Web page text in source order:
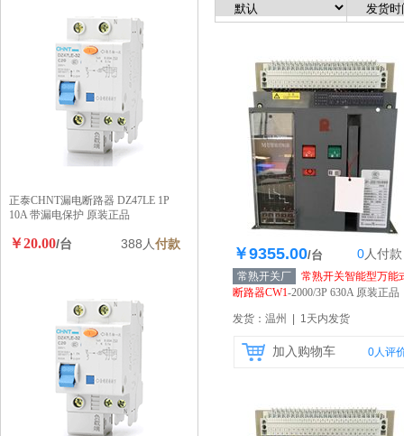
库存300个
￥9355.00/台 0人付款
常熟开关厂
常熟开关智能型万能
断路器CW1-2000/3P 630A 原装正品
发货：温州 | 1天内发货
加入购物车 0人评
正泰CHNT漏电断路器 DZ47LE 1P
10A 带漏电保护 原装正品
￥20.00/台 388人付款